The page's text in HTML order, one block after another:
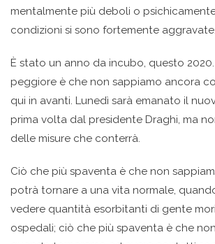
mentalmente più deboli o
condizioni si sono fortemente aggravate.
Ѐ stato un anno da incubo, questo
peggiore è che non sappiamo ancora
qui in avanti. Lunedì sarà emanato il
prima volta dal presidente Draghi, ma
delle misure che conterrà.
Ciò che più spaventa è che non
potrà tornare a una vita normale,
vedere quantità esorbitanti di gente
ospedali; ciò che più spaventa è che